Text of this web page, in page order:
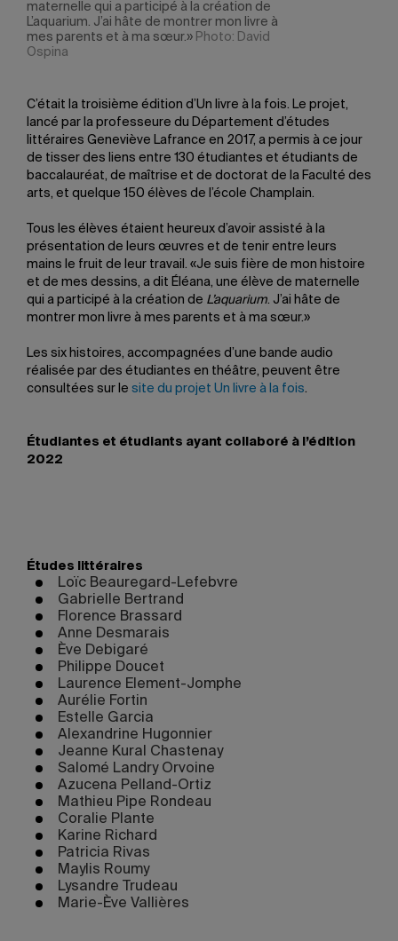
maternelle qui a participé à la création de
L’aquarium. J’ai hâte de montrer mon livre à
mes parents et à ma sœur.» Photo: David
Ospina
C’était la troisième édition d’Un livre à la fois. Le projet,
lancé par la professeure du Département d’études
littéraires Geneviève Lafrance en 2017, a permis à ce jour
de tisser des liens entre 130 étudiantes et étudiants de
baccalauréat, de maîtrise et de doctorat de la Faculté des
arts, et quelque 150 élèves de l’école Champlain.
Tous les élèves étaient heureux d’avoir assisté à la
présentation de leurs œuvres et de tenir entre leurs
mains le fruit de leur travail. «Je suis fière de mon histoire
et de mes dessins, a dit Éléana, une élève de maternelle
qui a participé à la création de L’aquarium. J’ai hâte de
montrer mon livre à mes parents et à ma sœur.»
Les six histoires, accompagnées d’une bande audio
réalisée par des étudiantes en théâtre, peuvent être
consultées sur le site du projet Un livre à la fois.
Étudiantes et étudiants ayant collaboré à l’édition
2022
Études littéraires
Loïc Beauregard-Lefebvre
Gabrielle Bertrand
Florence Brassard
Anne Desmarais
Ève Debigaré
Philippe Doucet
Laurence Element-Jomphe
Aurélie Fortin
Estelle Garcia
Alexandrine Hugonnier
Jeanne Kural Chastenay
Salomé Landry Orvoine
Azucena Pelland-Ortiz
Mathieu Pipe Rondeau
Coralie Plante
Karine Richard
Patricia Rivas
Maylis Roumy
Lysandre Trudeau
Marie-Ève Vallières